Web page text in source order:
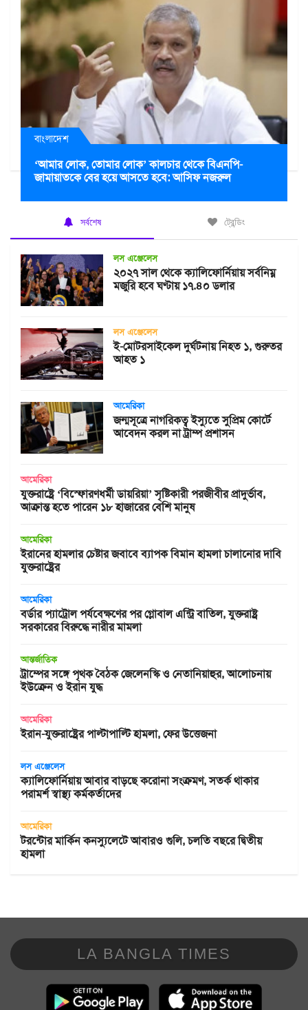
বাংলাদেশ
‘আমার লোক, তোমার লোক’ কালচার থেকে বিএনপি-
জামায়াতকে বের হয়ে আসতে হবে: আসিফ নজরুল
সর্বশেষ ট্রেন্ডিং
লস এঞ্জেলেস
২০২৭ সাল থেকে ক্যালিফোর্নিয়ায় সর্বনিম্ন
মজুরি হবে ঘণ্টায় ১৭.৪০ ডলার
লস এঞ্জেলেস
ই-মোটরসাইকেল দুর্ঘটনায় নিহত ১, গুরুতর
আহত ১
আমেরিকা
জন্মসূত্রে নাগরিকত্ব ইস্যুতে সুপ্রিম কোর্টে
আবেদন করল না ট্রাম্প প্রশাসন
আমেরিকা
যুক্তরাষ্ট্রে ‘বিস্ফোরণধর্মী ডায়রিয়া’ সৃষ্টিকারী পরজীবীর প্রাদুর্ভাব,
আক্রান্ত হতে পারেন ১৮ হাজারের বেশি মানুষ
আমেরিকা
ইরানের হামলার চেষ্টার জবাবে ব্যাপক বিমান হামলা চালানোর দাবি
যুক্তরাষ্ট্রের
আমেরিকা
বর্ডার প্যাট্রোল পর্যবেক্ষণের পর গ্লোবাল এন্ট্রি বাতিল, যুক্তরাষ্ট্র
সরকারের বিরুদ্ধে নারীর মামলা
আন্তর্জাতিক
ট্রাম্পের সঙ্গে পৃথক বৈঠক জেলেনস্কি ও নেতানিয়াহুর, আলোচনায়
ইউক্রেন ও ইরান যুদ্ধ
আমেরিকা
ইরান-যুক্তরাষ্ট্রের পাল্টাপাল্টি হামলা, ফের উত্তেজনা
লস এঞ্জেলেস
ক্যালিফোর্নিয়ায় আবার বাড়ছে করোনা সংক্রমণ, সতর্ক থাকার
পরামর্শ স্বাস্থ্য কর্মকর্তাদের
আমেরিকা
টরন্টোর মার্কিন কনস্যুলেটে আবারও গুলি, চলতি বছরে দ্বিতীয়
হামলা
LA BANGLA TIMES